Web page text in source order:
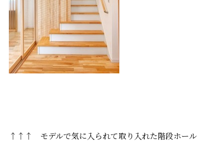
↑↑↑ モデルで気に入られて取り入れた階段ホール